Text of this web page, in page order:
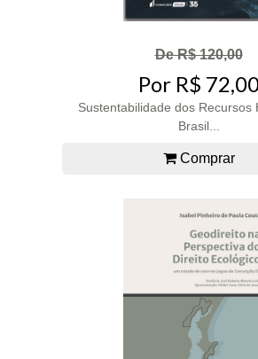
De R$ 120,00
Por R$
Sustentabilidade dos Recursos
Brasil...
Comprar